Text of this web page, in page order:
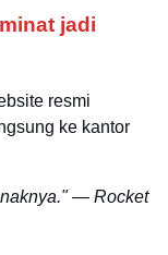
jadi
resmi
ke kantor
— Rocket